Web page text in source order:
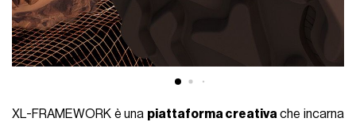
XL-FRAMEWORK è una piattaforma creativa che incarna